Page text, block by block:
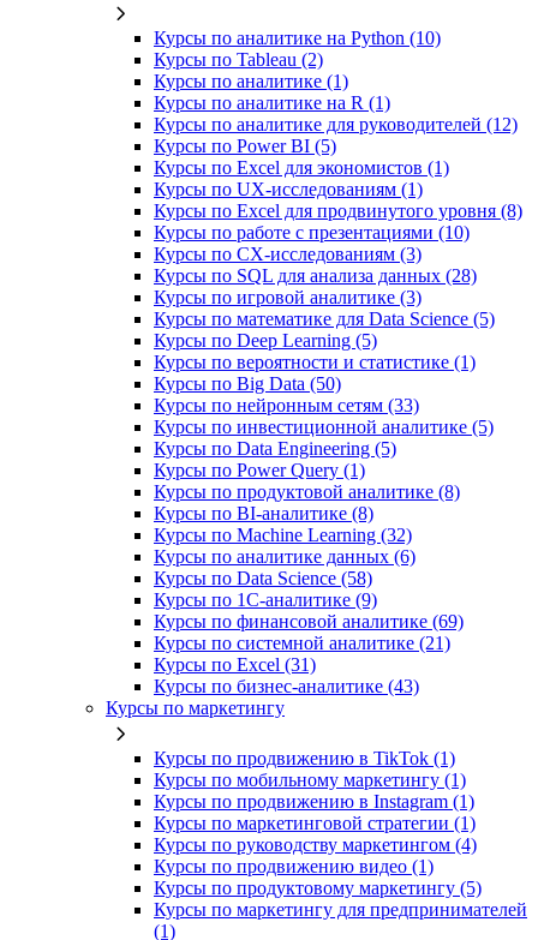
Курсы по аналитике на Python (10)
Курсы по Tableau (2)
Курсы по аналитике (1)
Курсы по аналитике на R (1)
Курсы по аналитике для руководителей (12)
Курсы по Power BI (5)
Курсы по Excel для экономистов (1)
Курсы по UX‑исследованиям (1)
Курсы по Excel для продвинутого уровня (8)
Курсы по работе с презентациями (10)
Курсы по CX-исследованиям (3)
Курсы по SQL для анализа данных (28)
Курсы по игровой аналитике (3)
Курсы по математике для Data Science (5)
Курсы по Deep Learning (5)
Курсы по вероятности и статистике (1)
Курсы по Big Data (50)
Курсы по нейронным сетям (33)
Курсы по инвестиционной аналитике (5)
Курсы по Data Engineering (5)
Курсы по Power Query (1)
Курсы по продуктовой аналитике (8)
Курсы по BI‑аналитике (8)
Курсы по Machine Learning (32)
Курсы по аналитике данных (6)
Курсы по Data Science (58)
Курсы по 1С‑аналитике (9)
Курсы по финансовой аналитике (69)
Курсы по системной аналитике (21)
Курсы по Excel (31)
Курсы по бизнес‑аналитике (43)
Курсы по маркетингу
Курсы по продвижению в TikTok (1)
Курсы по мобильному маркетингу (1)
Курсы по продвижению в Instagram (1)
Курсы по маркетинговой стратегии (1)
Курсы по руководству маркетингом (4)
Курсы по продвижению видео (1)
Курсы по продуктовому маркетингу (5)
Курсы по маркетингу для предпринимателей
(1)